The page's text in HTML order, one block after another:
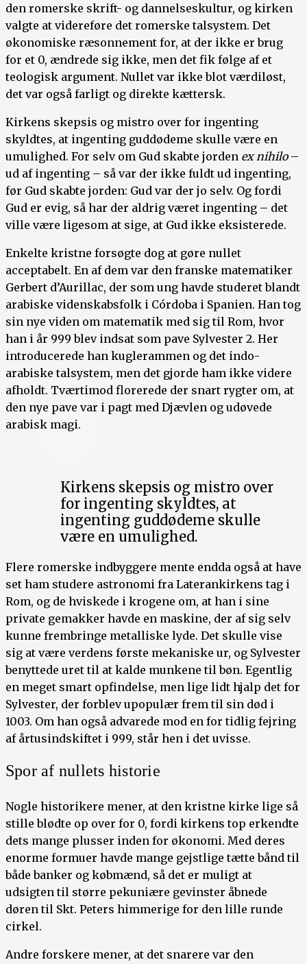
den romerske skrift- og dannelseskultur, og kirken
valgte at videreføre det romerske talsystem. Det
økonomiske ræsonnement for, at der ikke er brug
for et 0, ændrede sig ikke, men det fik følge af et
teologisk argument. Nullet var ikke blot værdiløst,
det var også farligt og direkte kættersk.
Kirkens skepsis og mistro over for ingenting
skyldtes, at ingenting guddødeme skulle være en
umulighed. For selv om Gud skabte jorden ex nihilo–
ud af ingenting – så var der ikke fuldt ud ingenting,
før Gud skabte jorden: Gud var der jo selv. Og fordi
Gud er evig, så har der aldrig været ingenting – det
ville være ligesom at sige, at Gud ikke eksisterede.
Enkelte kristne forsøgte dog at gøre nullet
acceptabelt. En af dem var den franske matematiker
Gerbert d’Aurillac, der som ung havde studeret blandt
arabiske videnskabsfolk i Córdoba i Spanien. Han tog
sin nye viden om matematik med sig til Rom, hvor
han i år 999 blev indsat som pave Sylvester 2. Her
introducerede han kuglerammen og det indo-
arabiske talsystem, men det gjorde ham ikke videre
afholdt. Tværtimod florerede der snart rygter om, at
den nye pave var i pagt med Djævlen og udøvede
arabisk magi.
Kirkens skepsis og mistro over
for ingenting skyldtes, at
ingenting guddødeme skulle
være en umulighed.
Flere romerske indbyggere mente endda også at have
set ham studere astronomi fra Laterankirkens tag i
Rom, og de hviskede i krogene om, at han i sine
private gemakker havde en maskine, der af sig selv
kunne frembringe metalliske lyde. Det skulle vise
sig at være verdens første mekaniske ur, og Sylvester
benyttede uret til at kalde munkene til bøn. Egentlig
en meget smart opfindelse, men lige lidt hjalp det for
Sylvester, der forblev upopulær frem til sin død i
1003. Om han også advarede mod en for tidlig fejring
af årtusindskiftet i 999, står hen i det uvisse.
Spor af nullets historie
Nogle historikere mener, at den kristne kirke lige så
stille blødte op over for 0, fordi kirkens top erkendte
dets mange plusser inden for økonomi. Med deres
enorme formuer havde mange gejstlige tætte bånd til
både banker og købmænd, så det er muligt at
udsigten til større pekuniære gevinster åbnede
døren til Skt. Peters himmerige for den lille runde
cirkel.
Andre forskere mener, at det snarere var den